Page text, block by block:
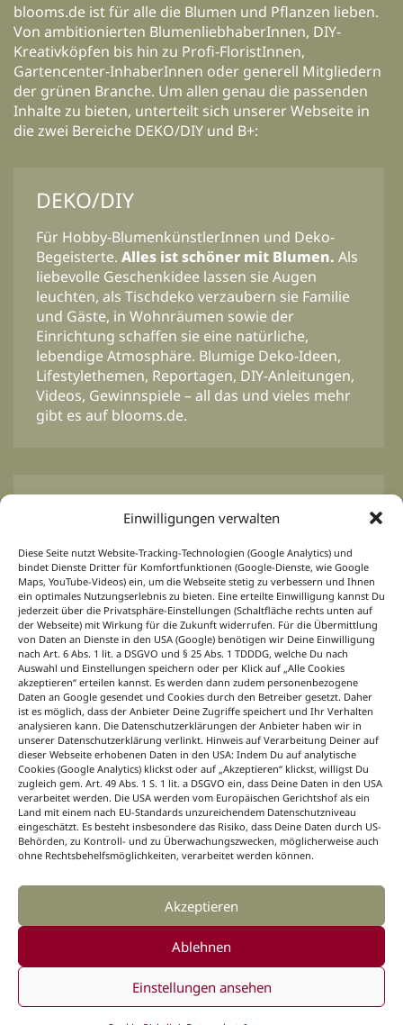
Einwilligungen verwalten
Diese Seite nutzt Website-Tracking-Technologien (Google Analytics) und
bindet Dienste Dritter für Komfortfunktionen (Google-Dienste, wie Google
Maps, YouTube-Videos) ein, um die Webseite stetig zu verbessern und Ihnen
ein optimales Nutzungserlebnis zu bieten. Eine erteilte Einwilligung kannst Du
jederzeit über die Privatsphäre-Einstellungen (Schaltfläche rechts unten auf
der Webseite) mit Wirkung für die Zukunft widerrufen. Für die Übermittlung
von Daten an Dienste in den USA (Google) benötigen wir Deine Einwilligung
nach Art. 6 Abs. 1 lit. a DSGVO und § 25 Abs. 1 TDDDG, welche Du nach
Auswahl und Einstellungen speichern oder per Klick auf „Alle Cookies
akzeptieren“ erteilen kannst. Es werden dann zudem personenbezogene
Daten an Google gesendet und Cookies durch den Betreiber gesetzt. Daher
ist es möglich, dass der Anbieter Deine Zugriffe speichert und Ihr Verhalten
analysieren kann. Die Datenschutzerklärungen der Anbieter haben wir in
unserer Datenschutzerklärung verlinkt. Hinweis auf Verarbeitung Deiner auf
dieser Webseite erhobenen Daten in den USA: Indem Du auf analytische
Cookies (Google Analytics) klickst oder auf „Akzeptieren“ klickst, willigst Du
zugleich gem. Art. 49 Abs. 1 S. 1 lit. a DSGVO ein, dass Deine Daten in den USA
verarbeitet werden. Die USA werden vom Europäischen Gerichtshof als ein
Land mit einem nach EU-Standards unzureichendem Datenschutzniveau
eingeschätzt. Es besteht insbesondere das Risiko, dass Deine Daten durch US-
Behörden, zu Kontroll- und zu Überwachungszwecken, möglicherweise auch
ohne Rechtsbehelfsmöglichkeiten, verarbeitet werden können.
Akzeptieren
Ablehnen
Einstellungen ansehen
blooms.de ist für alle die Blumen und Pflanzen lieben.
Von ambitionierten BlumenliebhaberInnen, DIY-
Kreativköpfen bis hin zu Profi-FloristInnen,
Gartencenter-InhaberInnen oder generell Mitgliedern
der grünen Branche. Um allen genau die passenden
Inhalte zu bieten, unterteilt sich unserer Webseite in
die zwei Bereiche DEKO/DIY und B+:
DEKO/DIY
Für Hobby-BlumenkünstlerInnen und Deko-
Begeisterte. Alles ist schöner mit Blumen. Als
liebevolle Geschenkidee lassen sie Augen
leuchten, als Tischdeko verzaubern sie Familie
und Gäste, in Wohnräumen sowie der
Einrichtung schaffen sie eine natürliche,
lebendige Atmosphäre. Blumige Deko-Ideen,
Lifestylethemen, Reportagen, DIY-Anleitungen,
Videos, Gewinnspiele – all das und vieles mehr
gibt es auf blooms.de.
BLOOM’s Professional
Von Profis für Profis.
Inspirationen für das
floristische Tagesgeschäft, Ideen und Konzepte
für Event-, Hochzeits-, Trauer- und
Saisonfloristik, passend zu jedem Anlass und
für jede Jahreszeit. Dazu News aus der Branche
immer aktuell, sieben Tage die Woche unter
dem B+ Icon bei BLOOM’s Professional
auf blooms.de.
Floristik lernen
Mit Wissen zum Floristik-Profi.Wie wird ein
Blumenstrauß gebunden? Welche Gesteckarten
gibt es? Auf welche Techniken kommt es beim
Arbeiten mit Blumen und Pflanzen an? Das und
vieles mehr bietet die floristische Nachschlage-
Sammlung „Floristik lernen“ unter dem B+ Icon
©2026, BLOOM's GmbH